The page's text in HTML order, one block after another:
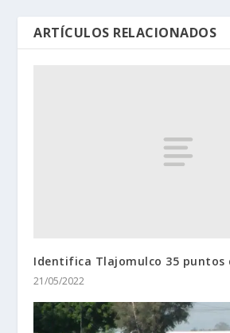
ARTÍCULOS RELACIONADOS
Identifica Tlajomulco 35 puntos
21/05/2022